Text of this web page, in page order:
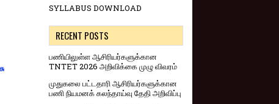
SYLLABUS DOWNLOAD
RECENT POSTS
பணியிலுள்ள ஆசிரியர்களுக்கான
TNTET 2026 அறிவிக்கை முழு விவரம்
முதுகலை பட்டதாரி ஆசிரியர்களுக்கான
பணி நியமனக் கலந்தாய்வு தேதி அறிவிப்பு